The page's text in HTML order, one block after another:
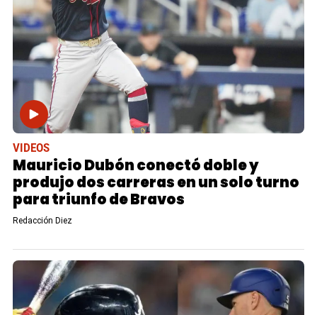
VIDEOS
Mauricio Dubón conectó doble y
produjo dos carreras en un solo turno
para triunfo de Bravos
Redacción Diez